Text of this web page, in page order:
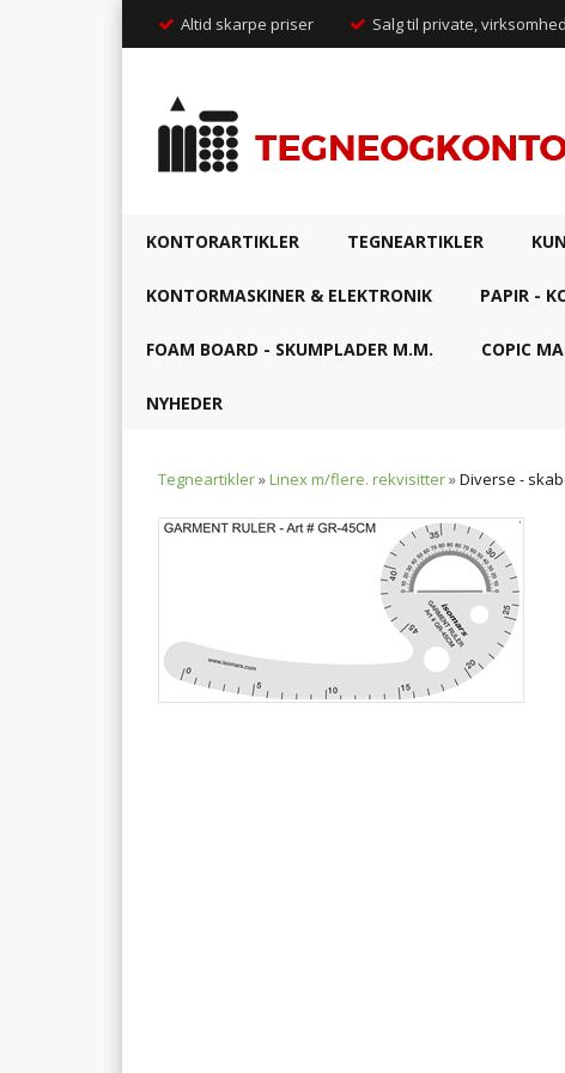
Altid skarpe priser Salg til private,
KONTORARTIKLER TEGNEARTIKLER
KONTORMASKINER & ELEKTRONIK PAPIR -
FOAM BOARD - SKUMPLADER M.M. COPIC
NYHEDER
Tegneartikler»Linex m/flere. rekvisitter»Diverse -